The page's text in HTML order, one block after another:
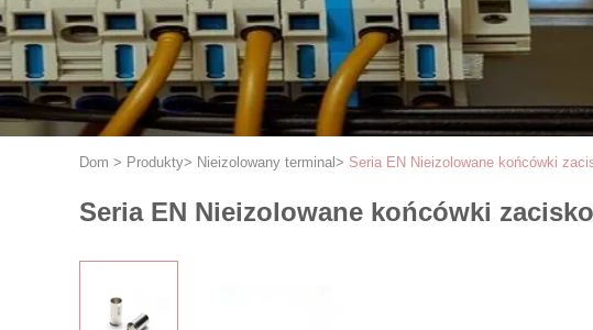
Dom > Produkty> Nieizolowany terminal > Seria EN Nieizolowane końcówki
Seria EN Nieizolowane końcówki